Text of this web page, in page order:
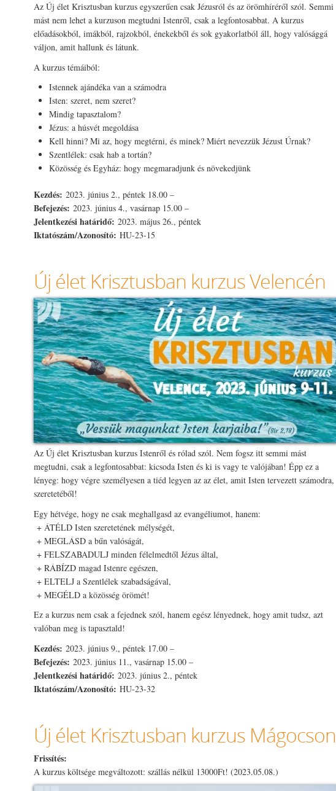
Az Új élet Krisztusban kurzus egyszerűen csak Jézusról és az örömhíréről szól. Semmi
mást nem lehet a kurzuson megtudni Istenről, csak a legfontosabbat. A kurzus
előadásokból, imákból, rajzokból, énekekből és sok gyakorlatból áll, hogy valósággá
váljon, amit hallunk és látunk.
A kurzus témáiból:
Istennek ajándéka van a számodra
Isten: szeret, nem szeret?
Mindig tapasztalom?
Jézus: a húsvét megoldása
Kell hinni? Mi az, hogy megtérni, és minek? Miért nevezzük Jézust Úrnak?
Szentlélek: csak hab a tortán?
Közösség és Egyház: hogy megmaradjunk és növekedjünk
Kezdés: 2023. június 2., péntek 18.00 –
Befejezés: 2023. június 4., vasárnap 15.00 –
Jelentkezési határidő: 2023. május 26., péntek
Iktatószám/Azonosító: HU-23-15
Új élet Krisztusban kurzus Velencén
Az Új élet Krisztusban kurzus Istenről és rólad szól. Nem fogsz itt semmi mást
megtudni, csak a legfontosabbat: kicsoda Isten és ki is vagy te valójában! Épp ez a
lényeg: hogy végre személyesen a tiéd legyen az az élet, amit Isten tervezett számodra,
szeretetéből!
Egy hétvége, hogy ne csak meghallgasd az evangéliumot, hanem:
+ ÁTÉLD Isten szeretetének mélységét,
+ MEGLÁSD a bűn valóságát,
+ FELSZABADULJ minden félelmedtől Jézus által,
+ RÁBÍZD magad Istenre egészen,
+ ELTELJ a Szentlélek szabadságával,
+ MEGÉLD a közösség örömét!
Ez a kurzus nem csak a fejednek szól, hanem egész lényednek, hogy amit tudsz, azt
valóban meg is tapasztald!
Kezdés: 2023. június 9., péntek 17.00 –
Befejezés: 2023. június 11., vasárnap 15.00 –
Jelentkezési határidő: 2023. június 2., péntek
Iktatószám/Azonosító: HU-23-32
Új élet Krisztusban kurzus Mágocson
Frissítés:
A kurzus költsége megváltozott: szállás nélkül 13000Ft! (2023.05.08.)